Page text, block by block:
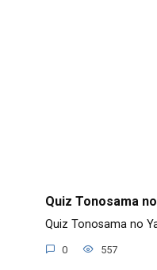
Quiz Tonosama
Quiz Tonosama no
0 557